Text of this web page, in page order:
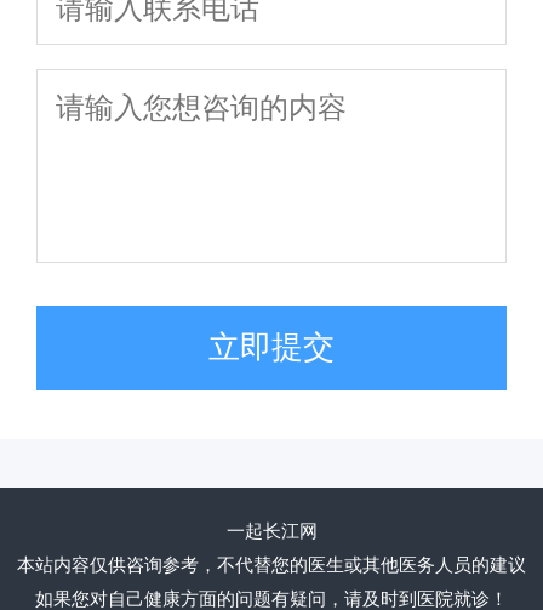
立即提交
一起长江网
本站内容仅供咨询参考，不代替您的医生或其他医务人员的建议
如果您对自己健康方面的问题有疑问，请及时到医院就诊！